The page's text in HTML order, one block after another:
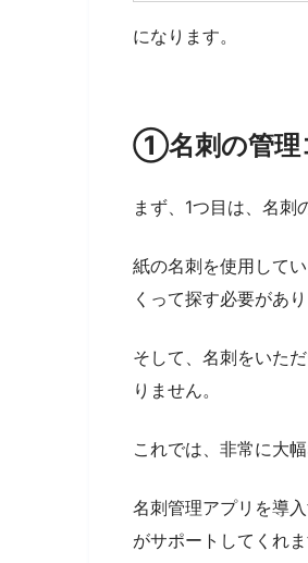
になります。
①名刺の管理
まず、1つ目は、名刺
紙の名刺を使用して
くって探す必要があり
そして、名刺をいた
りません。
これでは、非常に大
名刺管理アプリを導
がサポートしてくれ